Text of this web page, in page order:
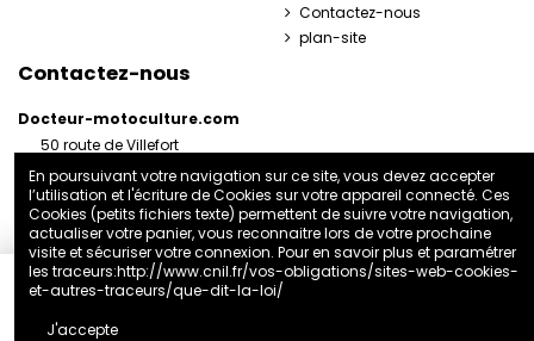
Contactez-nous
plan-site
Contactez-nous
Docteur-motoculture.com
50 route de Villefort
France
06 35 41 62 07
docteurmotoculture2@gmail.com
En poursuivant votre navigation sur ce site, vous devez accepter
l’utilisation et l'écriture de Cookies sur votre appareil connecté. Ces
Cookies (petits fichiers texte) permettent de suivre votre navigation,
actualiser votre panier, vous reconnaitre lors de votre prochaine
visite et sécuriser votre connexion. Pour en savoir plus et paramétrer
les traceurs:http://www.cnil.fr/vos-obligations/sites-web-cookies-
et-autres-traceurs/que-dit-la-loi/
J'accepte